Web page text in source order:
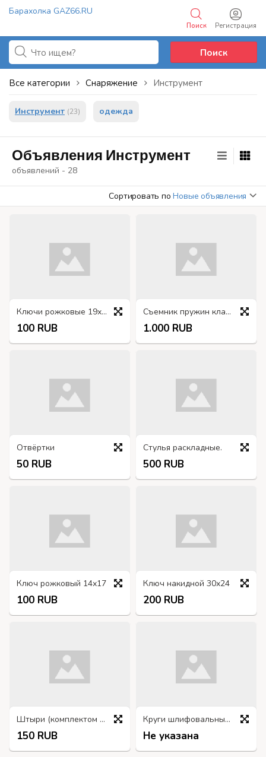
Барахолка GAZ66.RU
Регистрация
Поиск
Добавить объявление
Поиск
Все категории Снаряжение Инструмент
Инструмент (23) одежда
Объявления Инструмент
объявлений - 28
Сортировать по Новые объявления
Ключи рожковые 19х22
100 RUB
Съемник пружин клапанов
1.000 RUB
Отвёртки
50 RUB
Стулья раскладные.
500 RUB
Ключ рожковый 14х17
100 RUB
Ключ накидной 30х24
200 RUB
Штыри (комплектом = 5шт) для вывёртывания сломанных болтов и шпилек
150 RUB
Круги шлифовальные разных размеров
Не указана